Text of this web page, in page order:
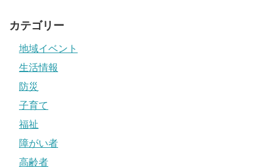
カテゴリー
地域イベント
生活情報
防災
子育て
福祉
障がい者
高齢者